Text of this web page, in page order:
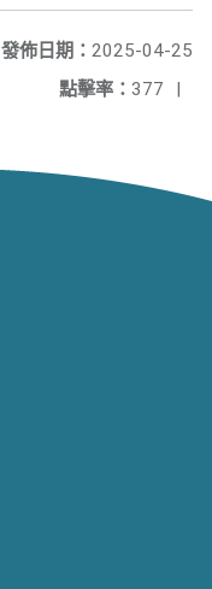
發佈日期： 2025-04-25
點擊率： 377 |